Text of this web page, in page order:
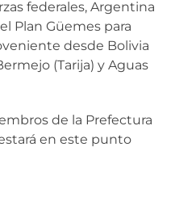
federales, Argentina
Plan Güemes para
desde Bolivia
(Tarija) y Aguas
de la Prefectura
en este punto